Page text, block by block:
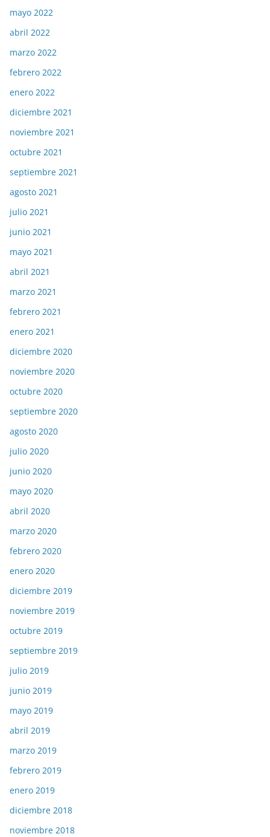
mayo 2022
abril 2022
marzo 2022
febrero 2022
enero 2022
diciembre 2021
noviembre 2021
octubre 2021
septiembre 2021
agosto 2021
julio 2021
junio 2021
mayo 2021
abril 2021
marzo 2021
febrero 2021
enero 2021
diciembre 2020
noviembre 2020
octubre 2020
septiembre 2020
agosto 2020
julio 2020
junio 2020
mayo 2020
abril 2020
marzo 2020
febrero 2020
enero 2020
diciembre 2019
noviembre 2019
octubre 2019
septiembre 2019
julio 2019
junio 2019
mayo 2019
abril 2019
marzo 2019
febrero 2019
enero 2019
diciembre 2018
noviembre 2018